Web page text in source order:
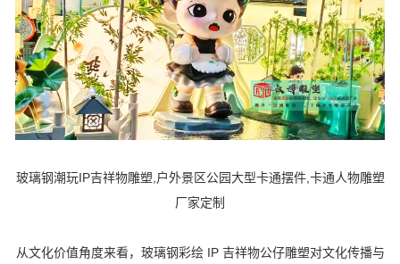
玻璃钢潮玩IP吉祥物雕塑,户外景区公园大型卡通摆件,卡通人物雕塑
厂家定制
从文化价值角度来看，玻璃钢彩绘 IP 吉祥物公仔雕塑对文化传播与